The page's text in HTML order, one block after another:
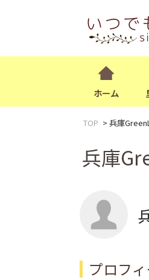
ホーム
TOP 兵庫
兵庫
プロフ